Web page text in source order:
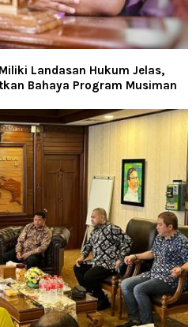
Landasan Hukum Jelas,
Bahaya Program Musiman